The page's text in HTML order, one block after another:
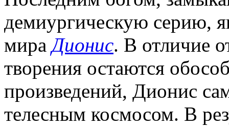
демиургическую серию,
мираДионис. В отличие
творения остаются
произведений, Дионис
телесным космосом. В